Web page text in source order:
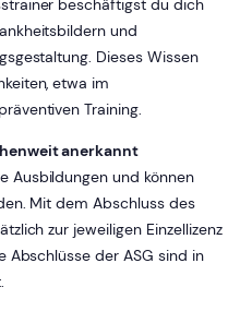
beschäftigst du dich
und
Dieses Wissen
etwa im
Training.
anerkannt
Ausbildungen und können
Mit dem Abschluss des
zur jeweiligen Einzellizenz
Abschlüsse der ASG sind in